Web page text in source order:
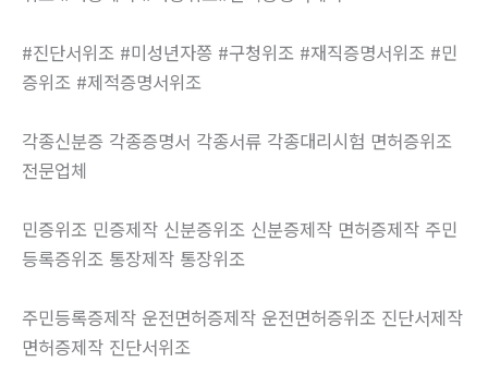
#진단서위조 #미성년자쯩 #구청위조 #재직증명서위조 #민
증위조 #제적증명서위조
각종신분증 각종증명서 각종서류 각종대리시험 면허증위조
전문업체
민증위조 민증제작 신분증위조 신분증제작 면허증제작 주민
등록증위조 통장제작 통장위조
주민등록증제작 운전면허증제작 운전면허증위조 진단서제작
면허증제작 진단서위조